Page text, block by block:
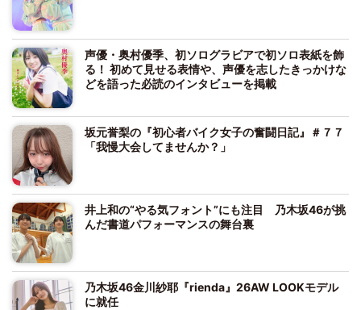
声優・奥村優季、初ソログラビアで初ソロ表紙を飾
る！ 初めて見せる表情や、声優を志したきっかけな
どを語った必読のインタビューを掲載
坂元誉梨の『初心者バイク女子の奮闘日記』＃７７
「我慢大会してませんか？」
井上和の“やる気フォント”にも注目 乃木坂46が挑
んだ書道パフォーマンスの舞台裏
乃木坂46金川紗耶『rienda』26AW LOOKモデル
に就任